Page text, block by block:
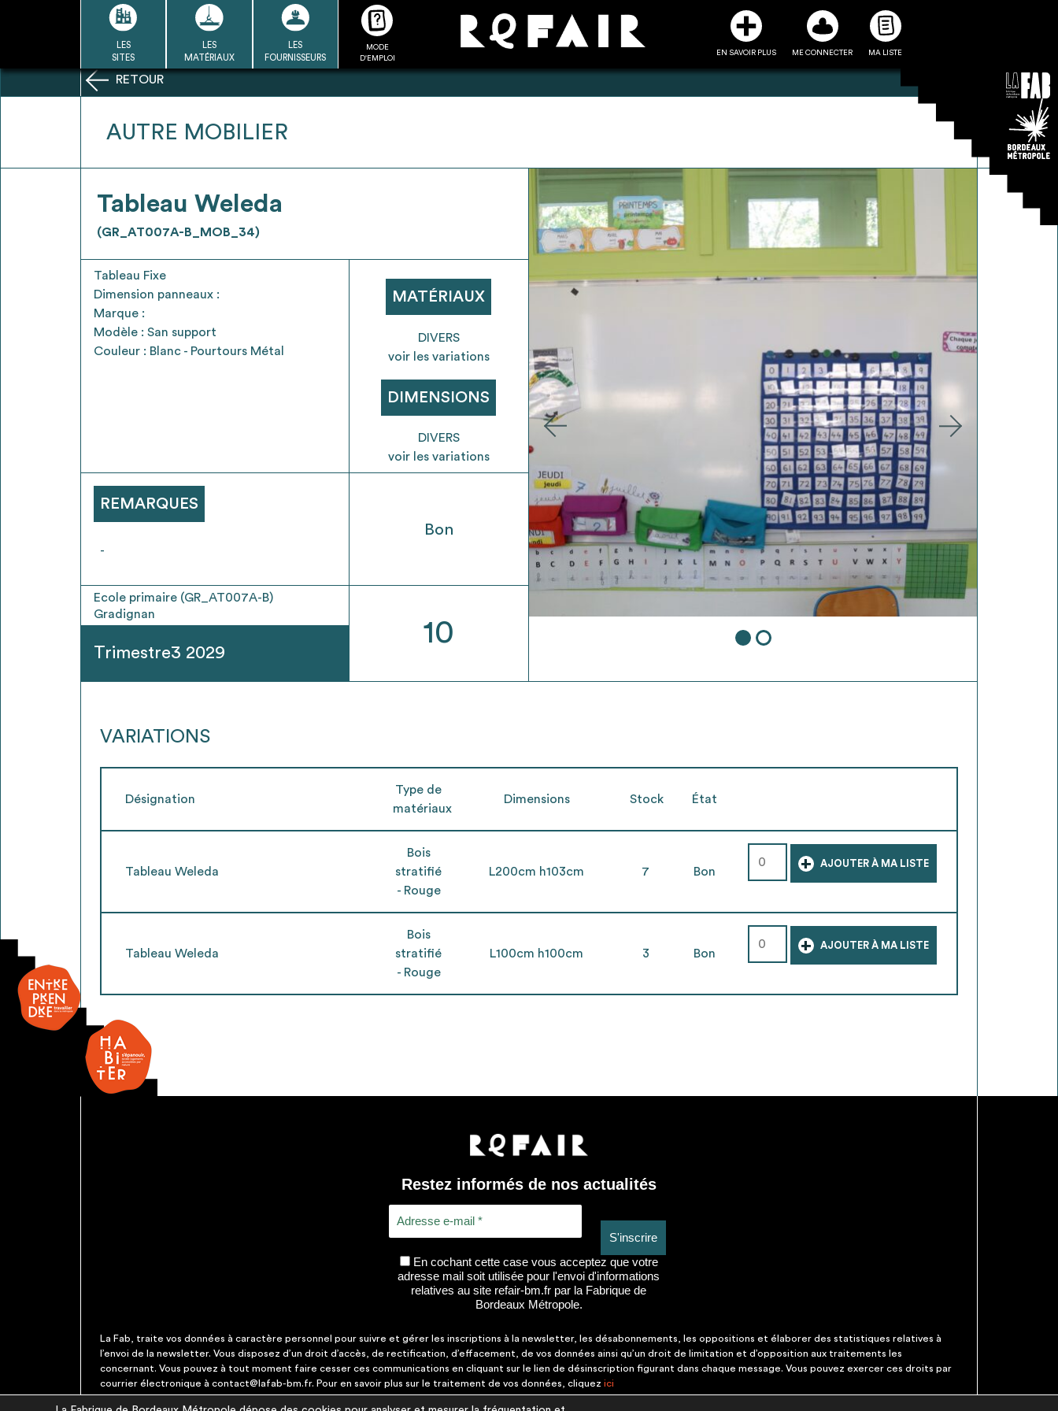
LES
SITES
LES
MATÉRIAUX
LES
FOURNISSEURS
MODE
D'EMPLOI
EN SAVOIR PLUS ME CONNECTER MA LISTE
LA DÉMARCHE
LA BASE
DU RÉEMPLOI
Refair mode d'emploi
1
Se connecter / Se créer un
Ajouter les matériaux
intéressants à "ma liste"
manifestation d'intérêt pour
les matériaux sélectionnés
Exporter sa liste et ses fiches
produits pour l’utiliser comme
de projet
Être recontacté afin d’obtenir
plus de renseignements sur les
récupérations envisageables
* Attention, l’ajout des matériaux à sa liste et son envoi ne vaut aucunement réservation.
RETOUR
AUTRE MOBILIER
Tableau Weleda
(GR_AT007A-B_MOB_34)
Tableau Fixe
Dimension panneaux :
Marque :
Modèle : San support
Couleur : Blanc - Pourtours Métal
REMARQUES
-
Ecole primaire (GR_AT007A-B)
Gradignan
Trimestre3 2029
MATÉRIAUX
DIVERS
voir les variations
DIMENSIONS
DIVERS
voir les variations
Bon
10
VARIATIONS
Désignation
Type de
matériaux
Dimensions Stock État
Tableau Weleda
Bois
stratifié
- Rouge
L200cm h103cm 7 Bon + AJOUTER À MA LISTE
Tableau Weleda
Bois
stratifié
- Rouge
L100cm h100cm 3 Bon + AJOUTER À MA LISTE
Restez informés de nos actualités
En cochant cette case vous acceptez que votre
adresse mail soit utilisée pour l'envoi d'informations
relatives au site refair-bm.fr par la Fabrique de
Bordeaux Métropole.
La Fab, traite vos données à caractère personnel pour suivre et gérer les inscriptions à la newsletter, les désabonnements, les oppositions et élaborer des statistiques relatives à
l’envoi de la newsletter. Vous disposez d’un droit d’accès, de rectification, d’effacement, de vos données ainsi qu’un droit de limitation et d’opposition aux traitements les
concernant. Vous pouvez à tout moment faire cesser ces communications en cliquant sur le lien de désinscription figurant dans chaque message. Vous pouvez exercer ces droits par
courrier électronique à contact@lafab-bm.fr. Pour en savoir plus sur le traitement de vos données, cliquez ici